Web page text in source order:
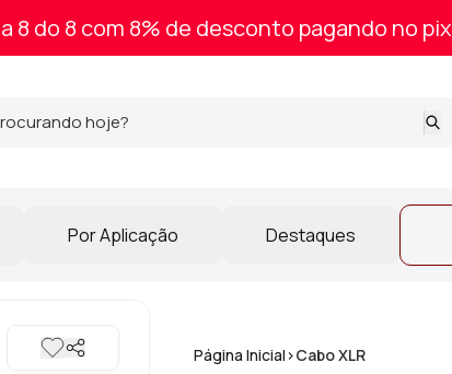
8 do 8 com 8% de desconto pagando no pix
Por Aplicação Destaques
Página Inicial>Cabo XLR